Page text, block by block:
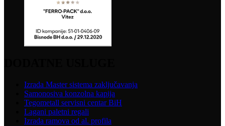
Izrada Master sistema zaključavanja
Samonosiva konzolna kapija
Tegometall servisni centar BiH
Lagani paletni regali
Izrada ramova od al. profila